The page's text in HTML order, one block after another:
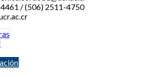
/ (506) 2511-4750